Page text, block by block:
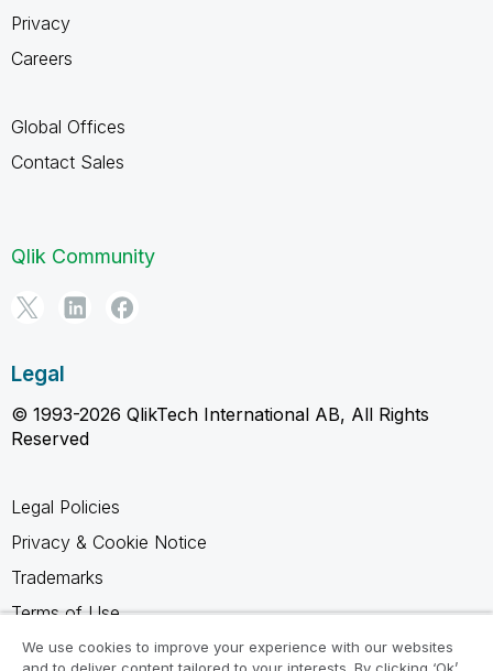
Privacy
Careers
Global Offices
Contact Sales
Qlik Community
Legal
© 1993-2026 QlikTech International AB, All Rights
Reserved
Legal Policies
Privacy & Cookie Notice
Trademarks
Terms of Use
Legal Agreements
We use cookies to improve your experience with our websites